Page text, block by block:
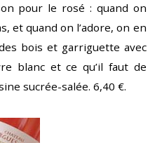
pour le rosé : quand on
et quand on l’adore, on en
bois et garriguette avec
blanc et ce qu’il faut de
sucrée-salée. 6,40 €.